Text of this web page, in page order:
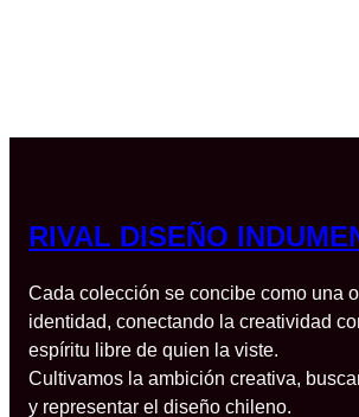
RIVAL DISEÑO
Cada colección se concibe como una
identidad, conectando la creatividad
espíritu libre de quien la viste.
Cultivamos la ambición creativa,
y representar el diseño chileno.